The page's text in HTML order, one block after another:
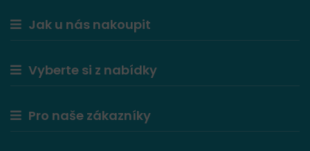
Jak u nás nakoupit
Vyberte si z nabídky
Pro naše zákazníky